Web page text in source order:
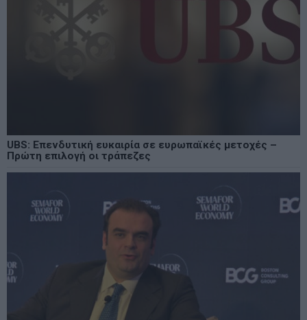
UBS: Επενδυτική ευκαιρία σε ευρωπαϊκές μετοχές –
Πρώτη επιλογή οι τράπεζες